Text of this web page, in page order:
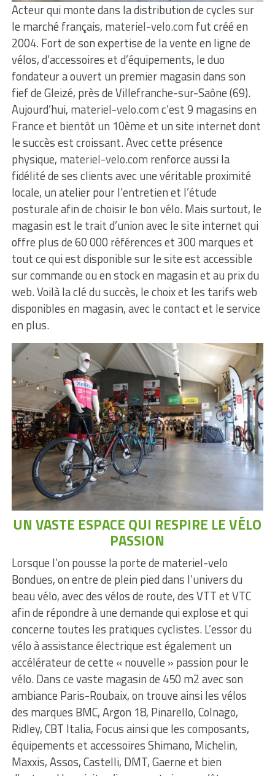
Acteur qui monte dans la distribution de cycles sur
le marché français, materiel-velo.com fut créé en
2004. Fort de son expertise de la vente en ligne de
vélos, d’accessoires et d’équipements, le duo
fondateur a ouvert un premier magasin dans son
fief de Gleizé, près de Villefranche-sur-Saône (69).
Aujourd’hui, materiel-velo.comc’est 9 magasins en
France et bientôt un 10ème et un site internet dont
le succès est croissant. Avec cette présence
physique, materiel-velo.com renforce aussi la
fidélité de ses clients avec une véritable proximité
locale, un atelier pour l’entretien et l’étude
posturale afin de choisir le bon vélo. Mais surtout, le
magasin est le trait d’union avec le site internet qui
offre plus de 60 000 références et 300 marques et
tout ce qui est disponible sur le site est accessible
sur commande ou en stock en magasin et au prix du
web. Voilà la clé du succès, le choix et les tarifs web
disponibles en magasin, avec le contact et le service
en plus.
UN VASTE ESPACE QUI RESPIRE LE VÉLO
PASSION
Lorsque l’on pousse la porte de materiel-velo
Bondues, on entre de plein pied dans l’univers du
beau vélo, avec des vélos de route, des VTT et VTC
afin de répondre à une demande qui explose et qui
concerne toutes les pratiques cyclistes. L’essor du
vélo à assistance électrique est également un
accélérateur de cette « nouvelle » passion pour le
vélo. Dans ce vaste magasin de 450 m2 avec son
ambiance Paris-Roubaix, on trouve ainsi les vélos
des marques BMC, Argon 18, Pinarello, Colnago,
Ridley, CBT Italia, Focus ainsi que les composants,
équipements et accessoires Shimano, Michelin,
Maxxis, Assos, Castelli, DMT, Gaerne et bien